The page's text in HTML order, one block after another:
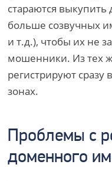
стараются
больше созвучных
и т.д.), чтобы их не
мошенники. Из тех
регистрируют
зонах.
Проблемы с
доменного